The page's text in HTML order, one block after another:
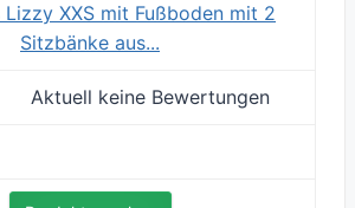
Lizzy XXS mit Fußboden mit 2
Sitzbänke aus...
Aktuell keine Bewertungen